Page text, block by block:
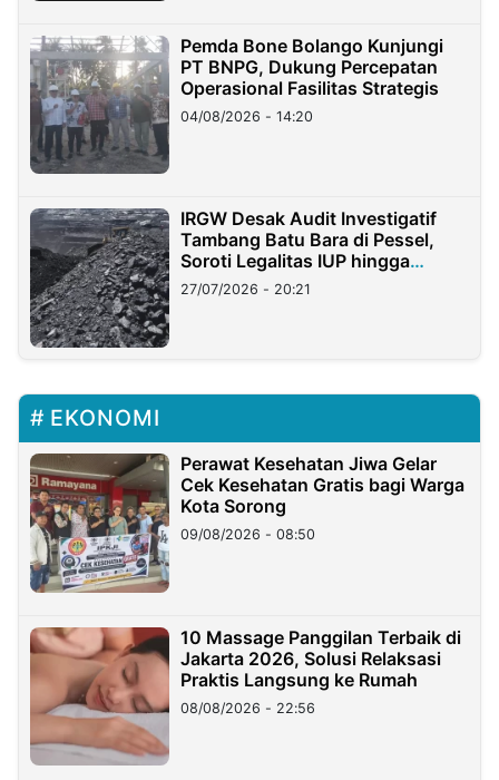
Pemda Bone Bolango Kunjungi
PT BNPG, Dukung Percepatan
Operasional Fasilitas Strategis
04/08/2026 - 14:20
IRGW Desak Audit Investigatif
Tambang Batu Bara di Pessel,
Soroti Legalitas IUP hingga
Stockpile
27/07/2026 - 20:21
EKONOMI
Perawat Kesehatan Jiwa Gelar
Cek Kesehatan Gratis bagi Warga
Kota Sorong
09/08/2026 - 08:50
10 Massage Panggilan Terbaik di
Jakarta 2026, Solusi Relaksasi
Praktis Langsung ke Rumah
08/08/2026 - 22:56